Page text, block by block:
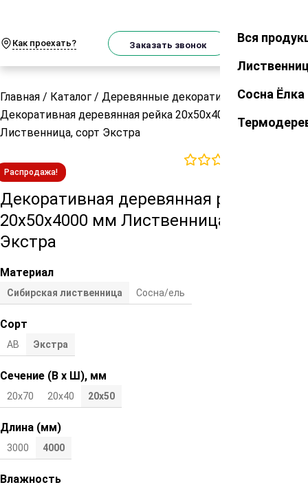
Как проехать? Заказать звонок Закрыть
Вся
Сосна Ёлка
Главная / Каталог / Деревянные декоративные рейки/
Декоративная деревянная рейка 20х50х4000 мм
Лиственница, сорт Экстра
Распродажа!
Декоративная деревянная рейка
20х50х4000 мм Лиственница, сорт
Экстра
Материал
Сибирская лиственница Сосна/ель
Сорт
АВ Экстра
Сечение (В х Ш), мм
20х70 20х40 20х50
Длина (мм)
3000 4000
Влажность